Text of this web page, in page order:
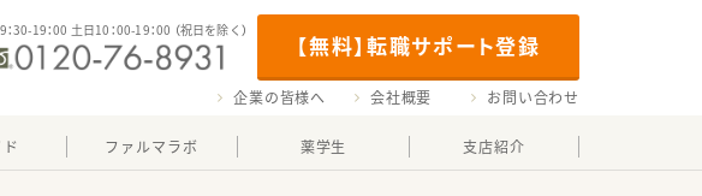
【無料】転職サポート登録
：30-19：00 土日10：00-19：00 （祝日を除く）
企業の皆様へ 会社概要 お問い合わせ
ファルマラボ 薬学生 支店紹介